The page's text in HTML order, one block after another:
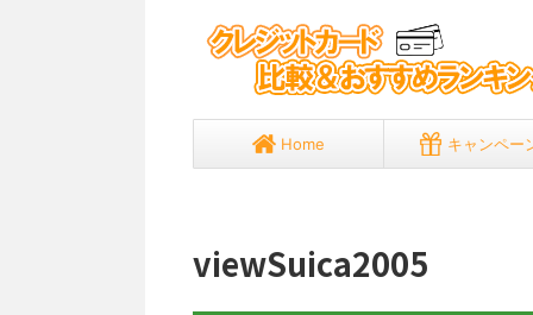
Home キャンペー
viewSuica2005